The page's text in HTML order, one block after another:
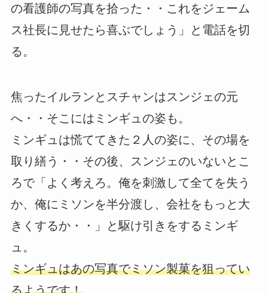
の看護師の写真を拾った・・これをジェーム
ス社長に見せたら喜ぶでしょう」と電話を切
る。
焦ったイルランとスチャンはスンジェの元
へ・・そこにはミンギュの姿も。
ミンギュは慌ててきた２人の姿に、その場を
取り繕う・・その後、スンジェのいないとこ
ろで「よく考えろ。俺を刺激して全てを失う
か、俺にミソンを半分渡し、会社をもっと大
きくするか・・」と駆け引きをするミンギ
ュ。
ミンギュはあの写真でミソン製菓を狙ってい
るようです！